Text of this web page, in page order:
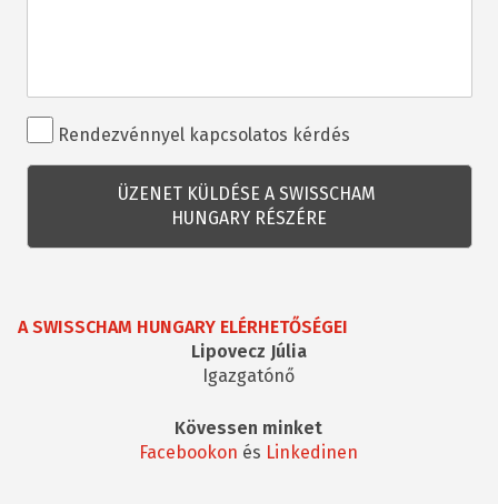
Rendezvénnyel
kapcsolatos
kérdés
Rendezvénnyel kapcsolatos kérdés
A SWISSCHAM HUNGARY ELÉRHETŐSÉGEI
Lipovecz Júlia
Igazgatónő
Kövessen minket
Facebookon és Linkedinen